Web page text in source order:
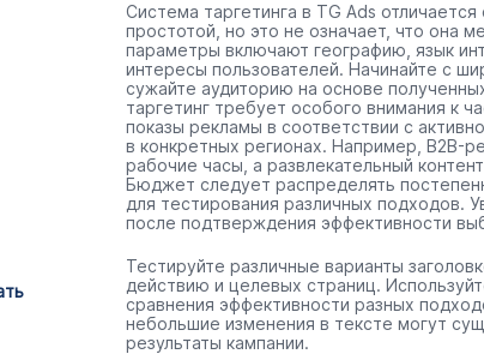
Система таргетинга в TG Ads
простотой, но это не означает, что она
параметры включают географию, язык
интересы пользователей. Начинайте с
сужайте аудиторию на основе
таргетинг требует особого внимания к
показы рекламы в соответствии с
в конкретных регионах. Например, B2B-
рабочие часы, а развлекательный
Бюджет следует распределять
для тестирования различных подходов.
после подтверждения эффективности
Тестируйте различные варианты
действию и целевых страниц.
сравнения эффективности разных
небольшие изменения в тексте могут
результаты кампании.